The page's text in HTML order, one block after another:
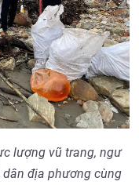
lượng vũ trang, ngư
địa phương cùng